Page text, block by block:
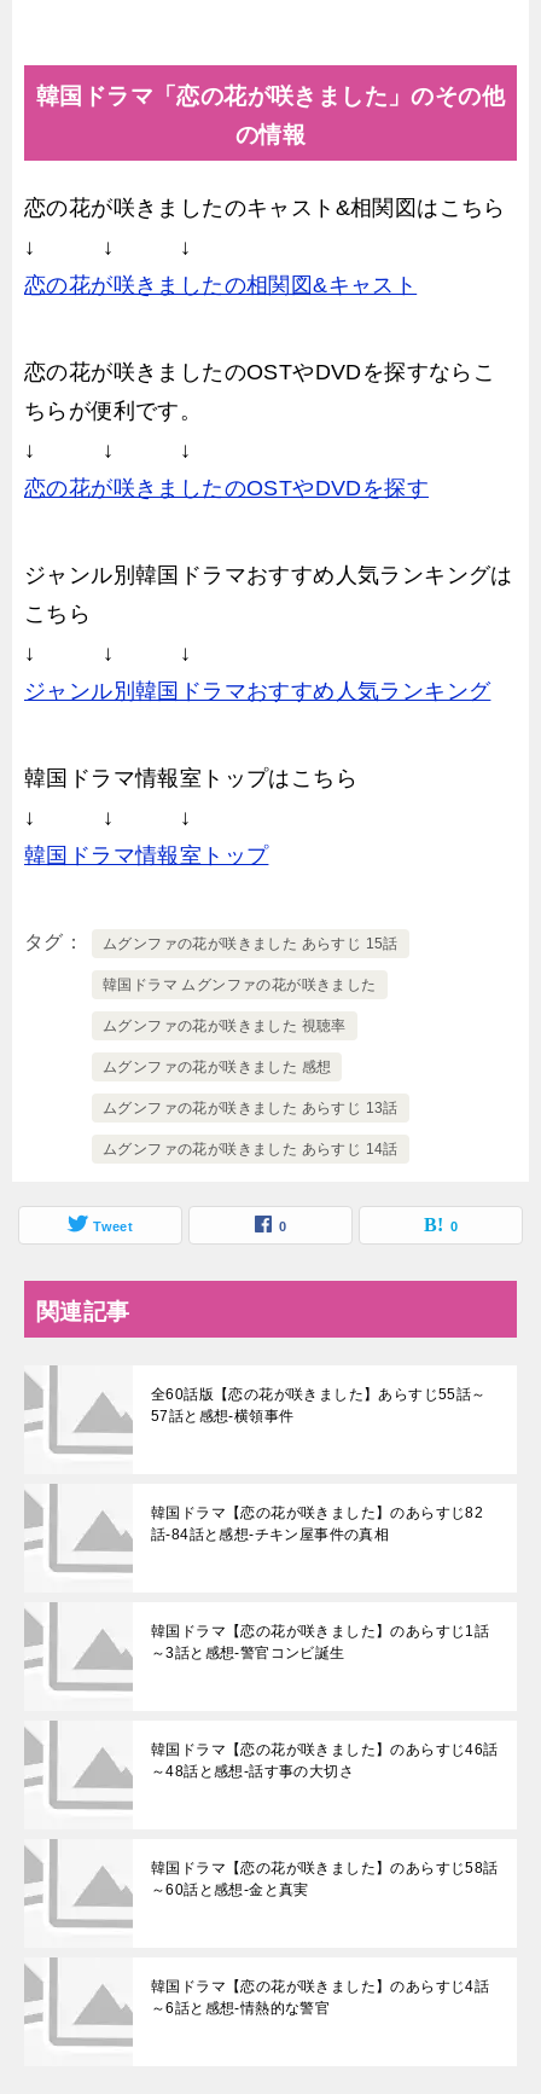
韓国ドラマ「恋の花が咲きました」のその他
の情報
恋の花が咲きましたのキャスト&相関図はこちら
↓ ↓ ↓
恋の花が咲きましたの相関図&キャスト
恋の花が咲きましたのOSTやDVDを探すならこ
ちらが便利です。
↓ ↓ ↓
恋の花が咲きましたのOSTやDVDを探す
ジャンル別韓国ドラマおすすめ人気ランキングは
こちら
↓ ↓ ↓
ジャンル別韓国ドラマおすすめ人気ランキング
韓国ドラマ情報室トップはこちら
↓ ↓ ↓
韓国ドラマ情報室トップ
タグ ムグンファの花が咲きました あらすじ 15話
韓国ドラマ ムグンファの花が咲きました
ムグンファの花が咲きました 視聴率
ムグンファの花が咲きました 感想
ムグンファの花が咲きました あらすじ 13話
ムグンファの花が咲きました あらすじ 14話
Tweet 0 0
関連記事
全60話版【恋の花が咲きました】あらすじ55話～
57話と感想-横領事件
韓国ドラマ【恋の花が咲きました】のあらすじ82
話-84話と感想-チキン屋事件の真相
韓国ドラマ【恋の花が咲きました】のあらすじ1話
～3話と感想-警官コンビ誕生
韓国ドラマ【恋の花が咲きました】のあらすじ46話
～48話と感想-話す事の大切さ
韓国ドラマ【恋の花が咲きました】のあらすじ58話
～60話と感想-金と真実
韓国ドラマ【恋の花が咲きました】のあらすじ4話
～6話と感想-情熱的な警官